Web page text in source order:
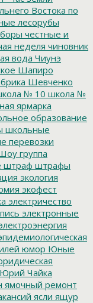
Востока по
лесорубы
честные и
неделя чиновник
вода Чиунэ
Шапиро
Шевченко
№ 10 школа №
ярмарка
образование
школьные
перевозки
группа
штраф штрафы
экология
экофест
электричество
электронные
юмор Юные
Юрий Чайка
ямочный ремонт
ясли ящур